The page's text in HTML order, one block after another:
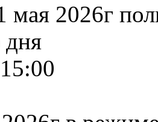
мая 2026г
дня